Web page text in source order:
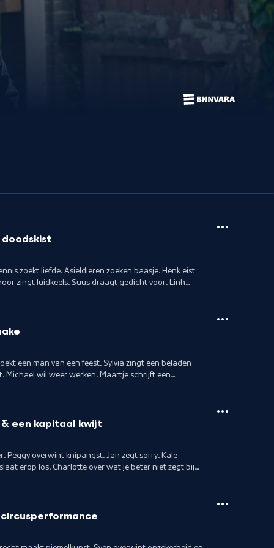
zoekt liefde. Asieldieren zoeken baasje. Henk eist
zingt luidkeels. Suus draagt gedicht voor. Linh
een man van een feest. Sylvia zingt een beladen
Michael wil weer werken. Maartje schrijft een
een kapitaal kwijt
Peggy overwint knipangst. Jan zegt sorry. Kale
erop los. Charlotte over wat je beter niet zegt bij